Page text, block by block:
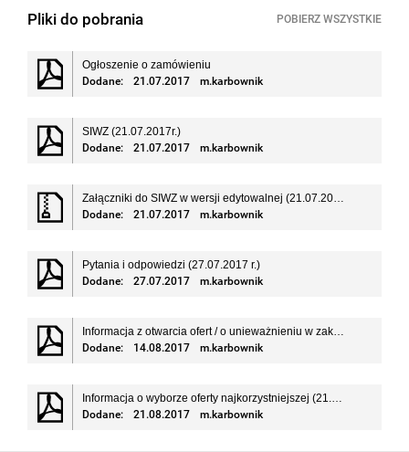
Pliki do pobrania POBIERZ WSZYSTKIE
Ogłoszenie o zamówieniu
Dodane:
21.07.2017 m.karbownik
SIWZ (21.07.2017r.)
Dodane:
21.07.2017 m.karbownik
Załączniki do SIWZ w wersji edytowalnej (21.07.2017r.)
Dodane:
21.07.2017 m.karbownik
Pytania i odpowiedzi (27.07.2017 r.)
Dodane:
27.07.2017 m.karbownik
Informacja z otwarcia ofert / o unieważnieniu w zakresie części nr:2,3,4,5,6 (14.08.2017r.)
Dodane:
14.08.2017 m.karbownik
Informacja o wyborze oferty najkorzystniejszej (21.08.2017 r.)
Dodane:
21.08.2017 m.karbownik